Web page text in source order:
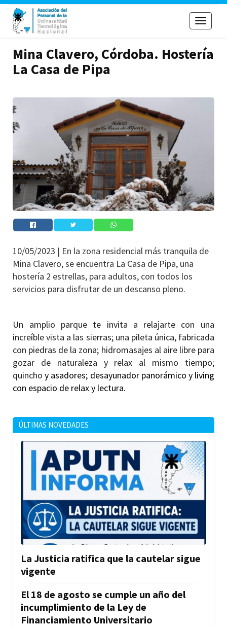
Toggle
Mina Clavero, Córdoba. Hostería
La Casa de Pipa
10/05/2023 | En la zona residencial más tranquila de
Mina Clavero, se encuentra La Casa de Pipa, una
hostería 2 estrellas, para adultos, con todos los
servicios para disfrutar de un descanso pleno.
Un amplio parque te invita a relajarte con una
increíble vista a las sierras; una pileta única, fabricada
con piedras de la zona; hidromasajes al aire libre para
gozar de naturaleza y relax al mismo tiempo;
quinchoy asadores; desayunador panorámico y living
con espacio de relax y lectura.
ÚLTIMAS NOVEDADES
La Justicia ratifica que la cautelar sigue
vigente
El 18 de agosto se cumple un año del
incumplimiento de la Ley de
Financiamiento Universitario